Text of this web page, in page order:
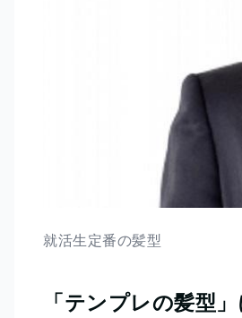
就活生定番の髪型
「テンプレの髪型